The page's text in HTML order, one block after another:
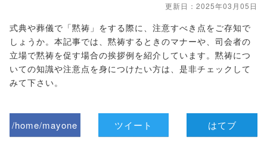
更新日：2025年03月05日
式典や葬儀で「黙祷」をする際に、注意すべき点をご存知で
しょうか。本記事では、黙祷するときのマナーや、司会者の
立場で黙祷を促す場合の挨拶例を紹介しています。黙祷につ
いての知識や注意点を身につけたい方は、是非チェックして
みて下さい。
/home/mayone
ツイート はてブ